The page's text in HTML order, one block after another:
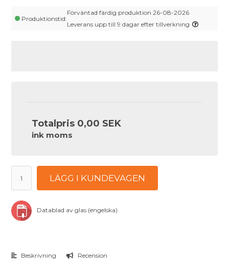
Produktionstid:
Förväntad färdig produktion 26-08-2026
Leverans upp till 9 dagar efter tillverkning
Totalpris 0,00 SEK
ink moms
LÄGG I KUNDEVAGEN
Datablad av glas (engelska)
Beskrivning Recension